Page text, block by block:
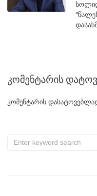
კომენტარის
კომენტარის